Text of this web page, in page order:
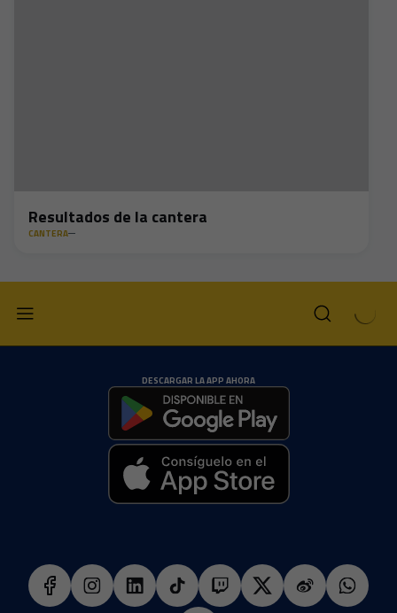
Resultados de la cantera
CANTERA
DESCARGAR LA APP AHORA